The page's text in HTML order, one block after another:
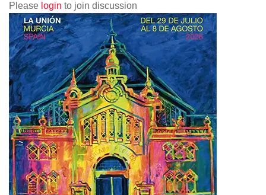
Please login to join discussion